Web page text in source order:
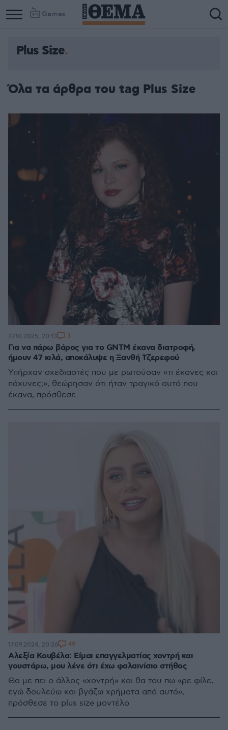
Games
Column
Column
Plus Size
Όλα τα άρθρα του tag Plus Size
Για να πάρω βάρος για το GNTM έκανα διατροφή,
ήμουν 47 κιλά, αποκάλυψε η Ξανθή Τζερεφού
Υπήρχαν σχεδιαστές που με ρωτούσαν «τι έκανες και
πάχυνες;», θεώρησαν ότι ήταν τραγικό αυτό που
έκανα, πρόσθεσε
27.10.2025, 20:13 3
Αλεξία Κουβέλα: Είμαι επαγγελματίας χοντρή και
γουστάρω, μου λένε ότι έχω φαλαινίσιο στήθος
Θα με πει ο άλλος «χοντρή» και θα του πω «ρε φίλε,
εγώ δουλεύω και βγάζω χρήματα από αυτό»,
πρόσθεσε το plus size μοντέλο
17.09.2024, 20:26 49